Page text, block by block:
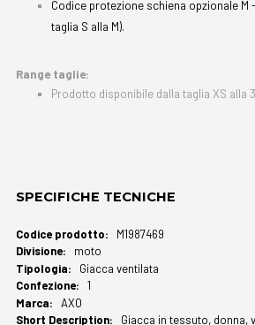
Codice protezione schiena opzionale M
taglia S alla M).
Range taglie:
Prodotto disponibile dalla taglia XS alla
SPECIFICHE TECNICHE
Maggiori
Informazioni
M1987469
moto
Giacca ventilata
1
AXO
Giacca in tessuto, donna,